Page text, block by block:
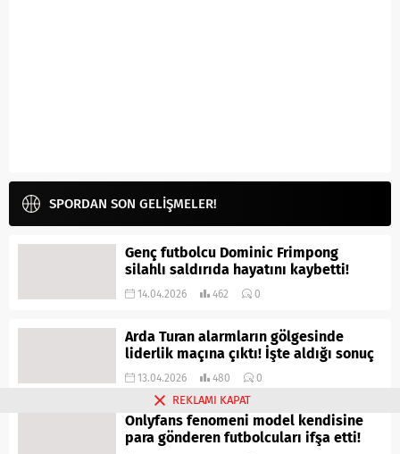
SPORDAN SON GELİŞMELER!
Genç futbolcu Dominic Frimpong
silahlı saldırıda hayatını kaybetti!
14.04.2026 462 0
Arda Turan alarmların gölgesinde
liderlik maçına çıktı! İşte aldığı sonuç
13.04.2026 480 0
Onlyfans fenomeni model kendisine
para gönderen futbolcuları ifşa etti!
REKLAMI KAPAT